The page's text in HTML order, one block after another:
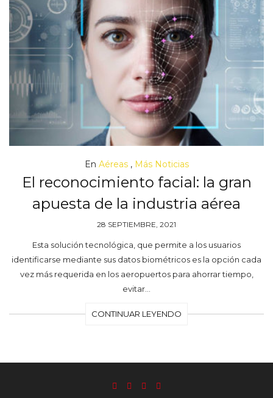
En Aéreas, Más Noticias
El reconocimiento facial: la gran
apuesta de la industria aérea
28 SEPTIEMBRE, 2021
Esta solución tecnológica, que permite a los usuarios
identificarse mediante sus datos biométricos es la opción cada
vez más requerida en los aeropuertos para ahorrar tiempo,
evitar…
CONTINUAR LEYENDO